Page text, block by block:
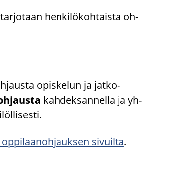
hen­ki­lö­koh­tais­ta oh­
opis­ke­lun ja jatko-​
kah­dek­san­nel­la ja yh­
si­vuil­ta.